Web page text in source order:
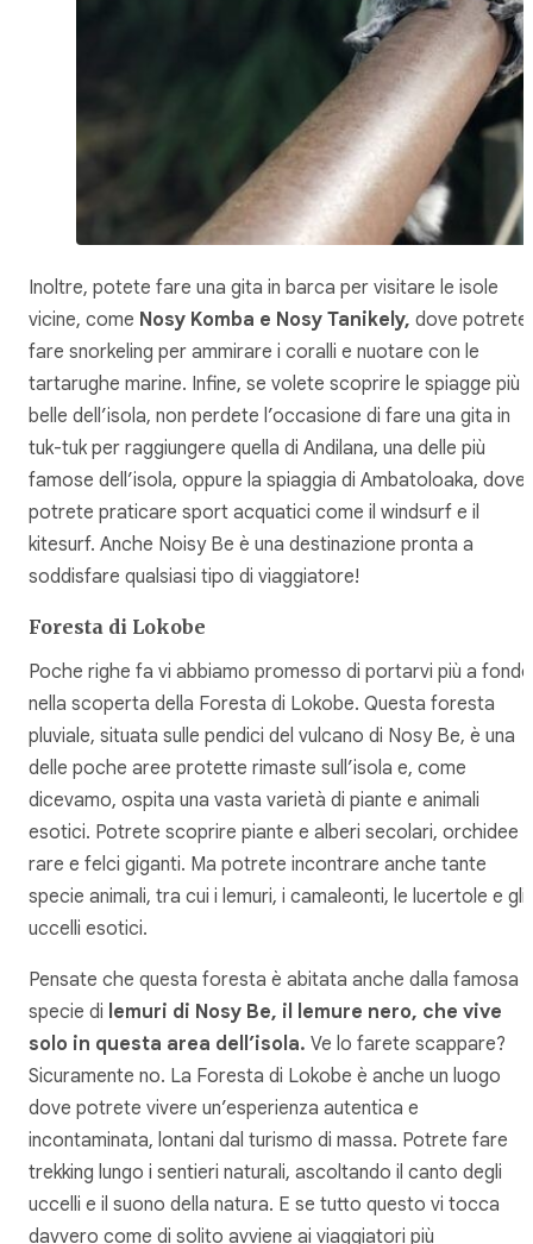
Inoltre, potete fare una gita in barca per visitare le isole
vicine, come Nosy Komba e Nosy Tanikely, dove potrete
fare snorkeling per ammirare i coralli e nuotare con le
tartarughe marine. Infine, se volete scoprire le spiagge più
belle dell’isola, non perdete l’occasione di fare una gita in
tuk-tuk per raggiungere quella di Andilana, una delle più
famose dell’isola, oppure la spiaggia di Ambatoloaka, dove
potrete praticare sport acquatici come il windsurf e il
kitesurf. Anche Noisy Be è una destinazione pronta a
soddisfare qualsiasi tipo di viaggiatore!
Foresta di Lokobe
Poche righe fa vi abbiamo promesso di portarvi più a fondo
nella scoperta della Foresta di Lokobe. Questa foresta
pluviale, situata sulle pendici del vulcano di Nosy Be, è una
delle poche aree protette rimaste sull’isola e, come
dicevamo, ospita una vasta varietà di piante e animali
esotici. Potrete scoprire piante e alberi secolari, orchidee
rare e felci giganti. Ma potrete incontrare anche tante
specie animali, tra cui i lemuri, i camaleonti, le lucertole e gli
uccelli esotici.
Pensate che questa foresta è abitata anche dalla famosa
specie di lemuri di Nosy Be, il lemure nero, che vive
solo in questa area dell’isola. Ve lo farete scappare?
Sicuramente no. La Foresta di Lokobe è anche un luogo
dove potrete vivere un’esperienza autentica e
incontaminata, lontani dal turismo di massa. Potrete fare
trekking lungo i sentieri naturali, ascoltando il canto degli
uccelli e il suono della natura. E se tutto questo vi tocca
davvero come di solito avviene ai viaggiatori più